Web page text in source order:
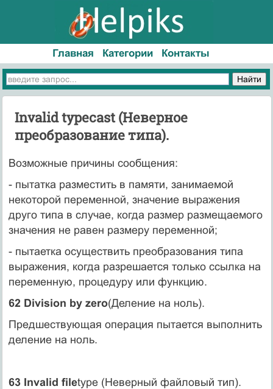
Главная Категории Контакты
Invalid typecast (Неверное
преобразование типа).
Возможные причины сообщения:
- пытатка разместить в памяти, занимаемой
некоторой переменной, значение выражения
друго типа в случае, когда размер размещаемого
значения не равен размеру переменной;
- пытаетка осуществить преобразования типа
выражения, когда разрешается только ссылка на
переменную, процедуру или функцию.
62 Division by zero(Деление на ноль).
Предшествующая операция пытается выполнить
деление на ноль.
63 Invalid filetype (Неверный файловый тип).